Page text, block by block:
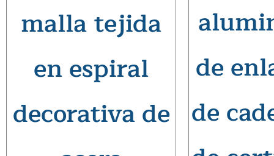
malla tejida
en espiral
decorativa de
de
de